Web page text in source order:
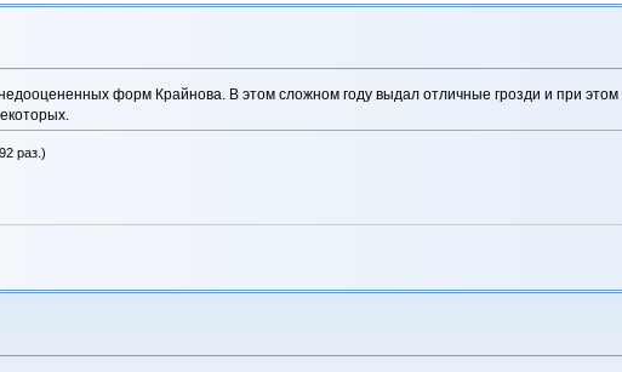
форм Крайнова. В этом сложном году выдал отличные грозди и при этом
раз.)